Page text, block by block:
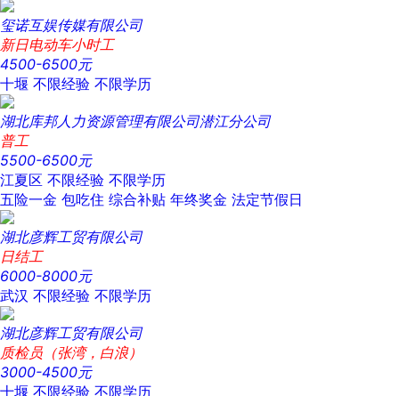
玺诺互娱传媒有限公司
新日电动车小时工
4500-6500元
十堰 不限经验 不限学历
湖北库邦人力资源管理有限公司潜江分公司
普工
5500-6500元
江夏区 不限经验 不限学历
五险一金 包吃住 综合补贴 年终奖金 法定节假日
湖北彦辉工贸有限公司
日结工
6000-8000元
武汉 不限经验 不限学历
湖北彦辉工贸有限公司
质检员（张湾，白浪）
3000-4500元
十堰 不限经验 不限学历